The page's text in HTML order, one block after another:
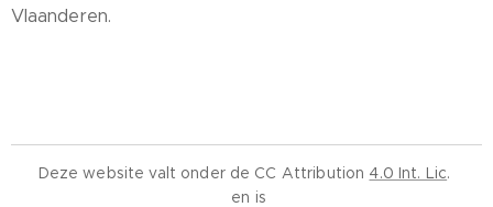
Vlaanderen.
Deze website valt onder de CC Attribution 4.0 Int. Lic.
en is